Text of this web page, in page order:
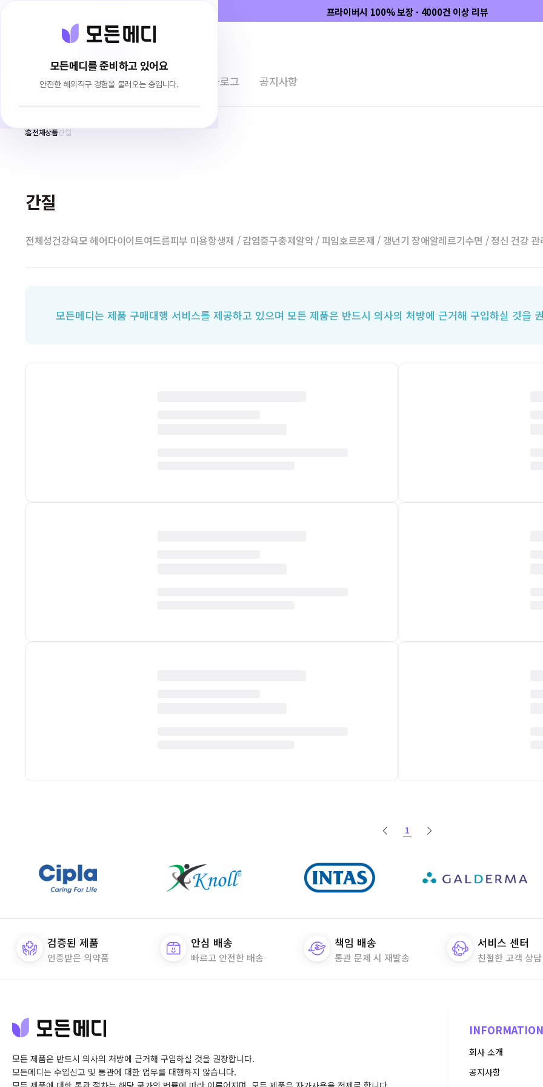
모든메디를 준비하고 있어요
안전한 해외직구 경험을 불러오는 중입니다.
프라이버시 100% 보장 · 4000건 이상 리뷰
전체상품 이용후기 브랜드소개 블로그 공지사항
홈전체상품간질
간질
전체성건강육모 헤어다이어트여드름피부 미용항생제 / 감염증구충제알약 / 피임호르몬제 / 갱년기 장애알레르기수면 / 정신 건강 관
모든메디는 제품 구매대행 서비스를 제공하고 있으며 모든 제품은 반드시 의사의 처방에 근거해 구입하실 것을
1
검증된 제품
인증받은 의약품
안심 배송
빠르고 안전한 배송
책임 배송
통관 문제 시 재발송
서비스 센터
친절한 고객 상
모든 제품은 반드시 의사의 처방에 근거해 구입하실 것을 권장합니다.
모든메디는 수입신고 및 통관에 대한 업무를 대행하지 않습니다.
INFORMATION
회사 소개
공지사항